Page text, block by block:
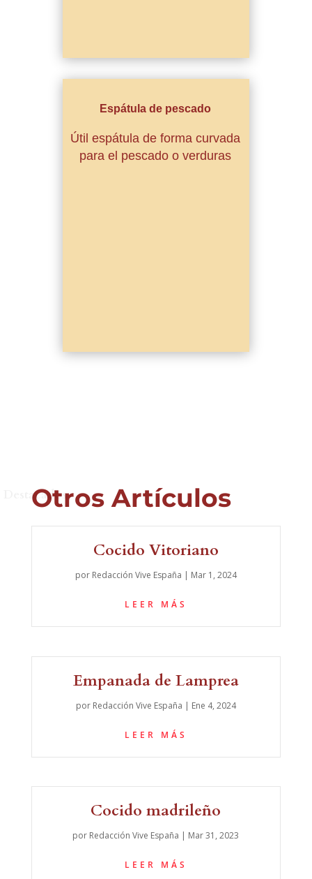
Espátula de pescado
Útil espátula de forma curvada
para el pescado o verduras
Otros Artículos
Destacados
Cocido Vitoriano
por Redacción Vive España | Mar 1, 2024
LEER MÁS
Empanada de Lamprea
por Redacción Vive España | Ene 4, 2024
LEER MÁS
Cocido madrileño
por Redacción Vive España | Mar 31, 2023
LEER MÁS